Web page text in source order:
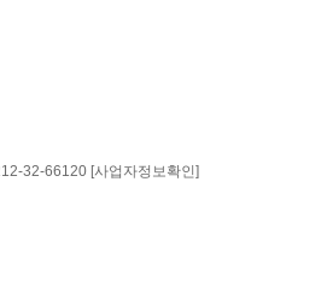
32-66120 [사업자정보확인]